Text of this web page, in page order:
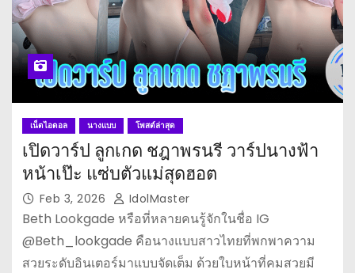
เน็ตไอดอล นางแบบ โพสต์ล่าสุด
เปิดวาร์ป ลูกเกด ชฎาพรนรี วาร์ปนางฟ้า
หน้าเป๊ะ แซ่บตัวแม่สุดฮอต
Feb 3, 2026 IdolMaster
Beth Lookgade หรือที่หลายคนรู้จักในชื่อ IG
@Beth_lookgade คือนางแบบสาวไทยที่พกพาความ
สวยระดับอินเตอร์มาแบบจัดเต็ม ด้วยใบหน้าที่คมสวยมี